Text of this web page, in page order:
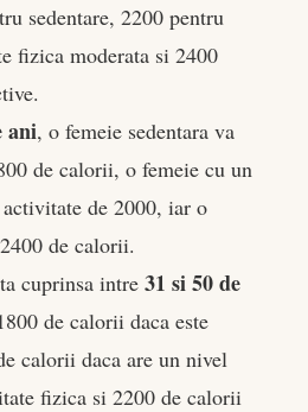
sedentare, 2200 pentru
fizica moderata si 2400
ani, o femeie sedentara va
de calorii, o femeie cu un
de 2000, iar o
de calorii.
cuprinsa intre 31 si 50 de
de calorii daca este
calorii daca are un nivel
fizica si 2200 de calorii